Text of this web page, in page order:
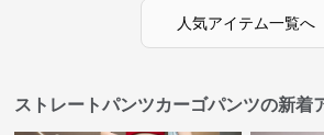
人気アイテム一覧へ
ストレートパンツカーゴパンツの新着